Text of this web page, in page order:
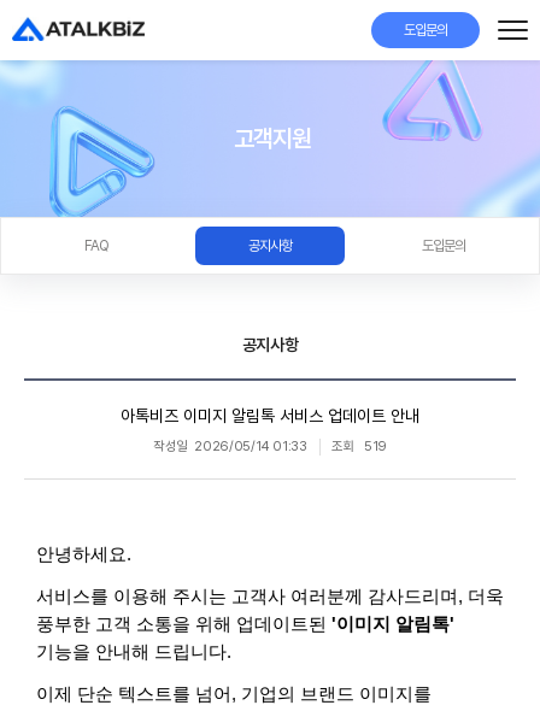
도입문의
고객지원
FAQ 공지사항 도입문의
공지사항
아톡비즈 이미지 알림톡 서비스 업데이트 안내
작성일 2026/05/14 01:33 조회 519
안녕하세요.
서비스를 이용해 주시는 고객사 여러분께 감사드리며, 더욱
풍부한 고객 소통을 위해 업데이트된 '이미지 알림톡'
기능을 안내해 드립니다.
이제 단순 텍스트를 넘어, 기업의 브랜드 이미지를